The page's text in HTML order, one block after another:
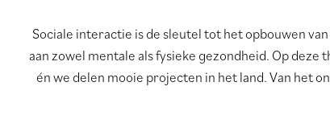
Sociale interactie is de sleutel tot het opbouwen
aan zowel mentale als fysieke gezondheid. Op
én we delen mooie projecten in het land. Van het